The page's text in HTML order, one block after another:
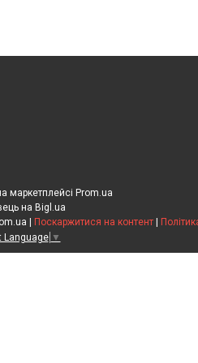
маркетплейсі Prom.ua
на Bigl.ua
Поскаржитися на контент
Language ▼